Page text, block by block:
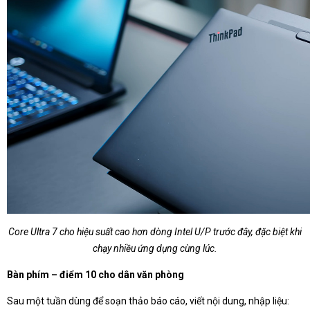
Core Ultra 7 cho hiệu suất cao hơn dòng Intel U/P trước đây, đặc biệt khi
chạy nhiều ứng dụng cùng lúc.
Bàn phím – điểm 10 cho dân văn phòng
Sau một tuần dùng để soạn thảo báo cáo, viết nội dung, nhập liệu: